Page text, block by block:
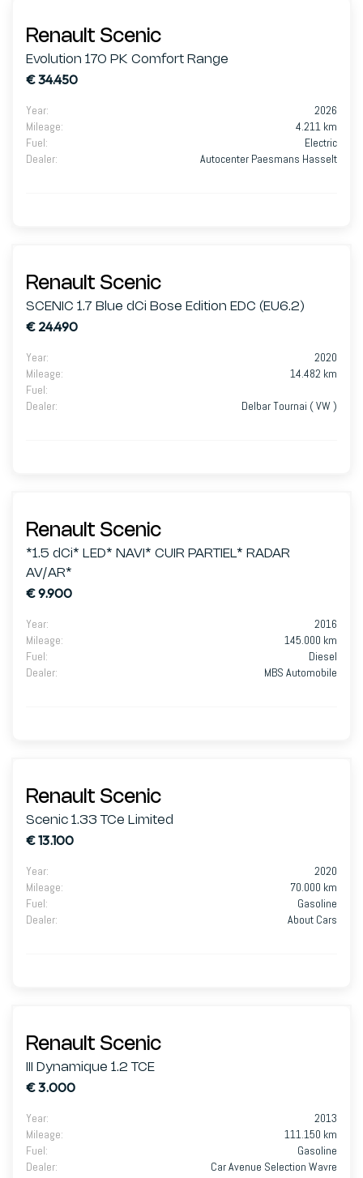
Renault Scenic
Evolution 170 PK Comfort Range
€ 34.450
Year:
2026
Mileage:
4.211 km
Fuel:
Electric
Dealer: Autocenter Paesmans Hasselt
Renault Scenic
SCENIC 1.7 Blue dCi Bose Edition EDC (EU6.2)
€ 24.490
Year:
2020
Mileage:
14.482 km
Fuel:
Dealer: Delbar Tournai ( VW )
Renault Scenic
*1.5 dCi* LED* NAVI* CUIR PARTIEL* RADAR
AV/AR*
€ 9.900
Year:
2016
Mileage:
145.000 km
Fuel:
Diesel
Dealer: MBS Automobile
Renault Scenic
Scenic 1.33 TCe Limited
€ 13.100
Year:
2020
Mileage:
70.000 km
Fuel:
Gasoline
Dealer: About Cars
Renault Scenic
III Dynamique 1.2 TCE
€ 3.000
Year:
2013
Mileage:
111.150 km
Fuel:
Gasoline
Dealer: Car Avenue Selection Wavre